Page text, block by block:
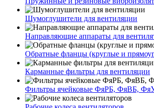
Шумоглушители для вентиляции
Направляющие аппараты для
Обратные фланцы (круглые и
Карманные фильтры для вентиляции
Фильтры ячейковые ФяРБ, ФяВБ,